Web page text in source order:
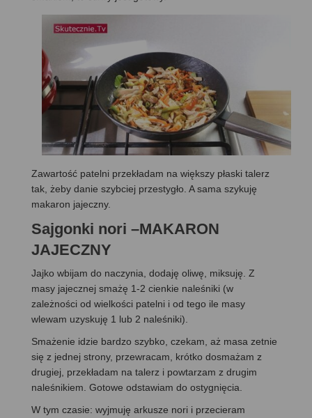
Zawartość patelni przekładam na większy płaski talerz
tak, żeby danie szybciej przestygło. A sama szykuję
makaron jajeczny.
Sajgonki nori –MAKARON
JAJECZNY
Jajko wbijam do naczynia, dodaję oliwę, miksuję. Z
masy jajecznej smażę 1-2 cienkie naleśniki (w
zależności od wielkości patelni i od tego ile masy
wlewam uzyskuję 1 lub 2 naleśniki).
Smażenie idzie bardzo szybko, czekam, aż masa zetnie
się z jednej strony, przewracam, krótko dosmażam z
drugiej, przekładam na talerz i powtarzam z drugim
naleśnikiem. Gotowe odstawiam do ostygnięcia.
W tym czasie: wyjmuję arkusze nori i przecieram